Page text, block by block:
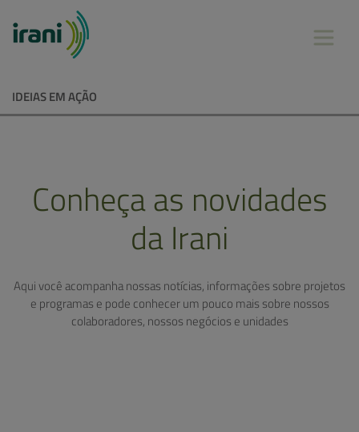
IDEIAS EM AÇÃO
Conheça as novidades
da Irani
Aqui você acompanha nossas notícias, informações sobre projetos
e programas e pode conhecer um pouco mais sobre nossos
colaboradores, nossos negócios e unidades